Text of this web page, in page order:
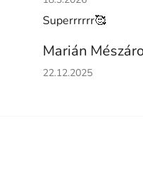
Superrrrrr🥰
Marián
Hodnotenie
22.12.2025